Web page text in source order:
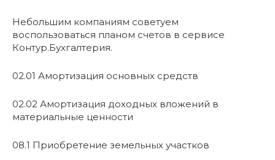
Небольшим компаниям советуем
воспользоваться планом счетов в сервисе
Контур.Бухгалтерия.
02.01 Амортизация основных средств
02.02 Амортизация доходных вложений в
материальные ценности
08.1 Приобретение земельных участков